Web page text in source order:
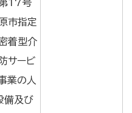
17号
市指定
着型介
サービ
業の人
備及び